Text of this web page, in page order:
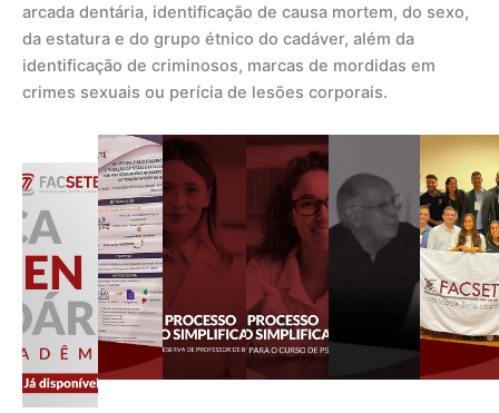
arcada dentária, identificação de causa mortem, do sexo,
da estatura e do grupo étnico do cadáver, além da
identificação de criminosos, marcas de mordidas em
crimes sexuais ou perícia de lesões corporais.